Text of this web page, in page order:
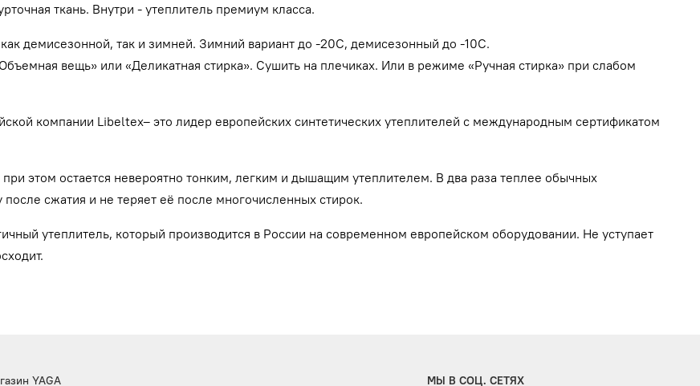
ткань. Внутри - утеплитель премиум класса.
демисезонной, так и зимней. Зимний вариант до -20С, демисезонный до -10С.
вещь» или «Деликатная стирка». Сушить на плечиках. Или в режиме «Ручная стирка» при слабом
компании Libeltex– это лидер европейских синтетических утеплителей с международным сертификатом
этом остается невероятно тонким, легким и дышащим утеплителем. В два раза теплее обычных
сжатия и не теряет её после многочисленных стирок.
утеплитель, который производится в России на современном европейском оборудовании. Не уступает
YAGA МЫ В СОЦ. СЕТЯХ